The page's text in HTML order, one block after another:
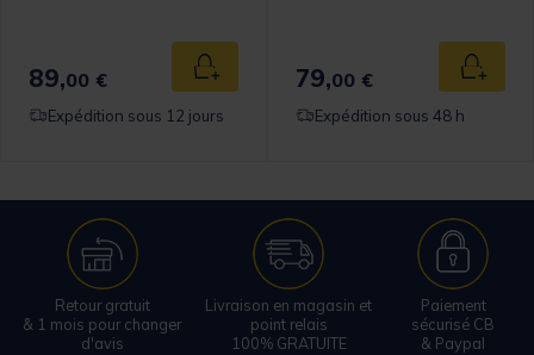
panier
89,00 € Ajouter au panier
Expédition sous 12 jours
79,00 €
Expédition sous 48 h
Retour gratuit
& 1 mois pour changer
d'avis
Livraison en magasin et
point relais
100% GRATUITE
Paiement
sécurisé CB
& Paypal